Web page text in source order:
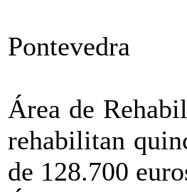
Pontevedra
Área de
rehabilitan
de 128.700